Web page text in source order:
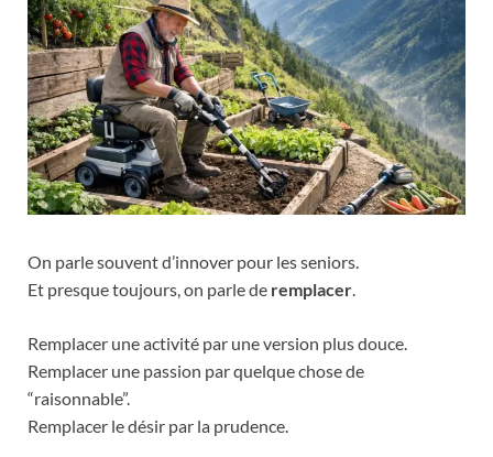
On parle souvent d’innover pour les seniors.
Et presque toujours, on parle de remplacer
Remplacer une activité par une version plus douce.
Remplacer une passion par quelque chose de
“raisonnable”.
Remplacer le désir par la prudence.